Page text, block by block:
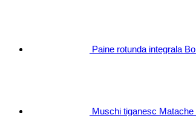
Paine rotunda integrala
Muschi tiganesc